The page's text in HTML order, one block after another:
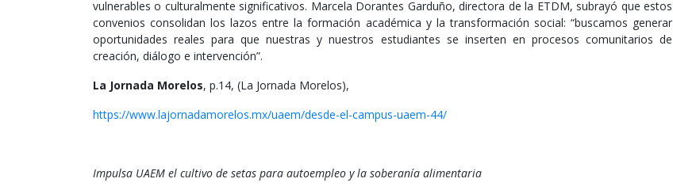
vulnerables o culturalmente significativos. Marcela Dorantes Garduño, directora de la ETDM, subrayó que estos
convenios consolidan los lazos entre la formación académica y la transformación social: “buscamos generar
oportunidades reales para que nuestras y nuestros estudiantes se inserten en procesos comunitarios de
creación, diálogo e intervención”.
La Jornada Morelos, p.14, (La Jornada Morelos),
https://www.lajornadamorelos.mx/uaem/desde-el-campus-uaem-44/
Impulsa UAEM el cultivo de setas para autoempleo y la soberanía alimentaria